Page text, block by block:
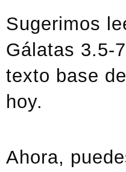
Sugerimos
Gálatas 3.5-
texto base
hoy.
Ahora,